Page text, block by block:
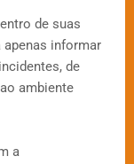
de suas
informar
de
ambiente
a